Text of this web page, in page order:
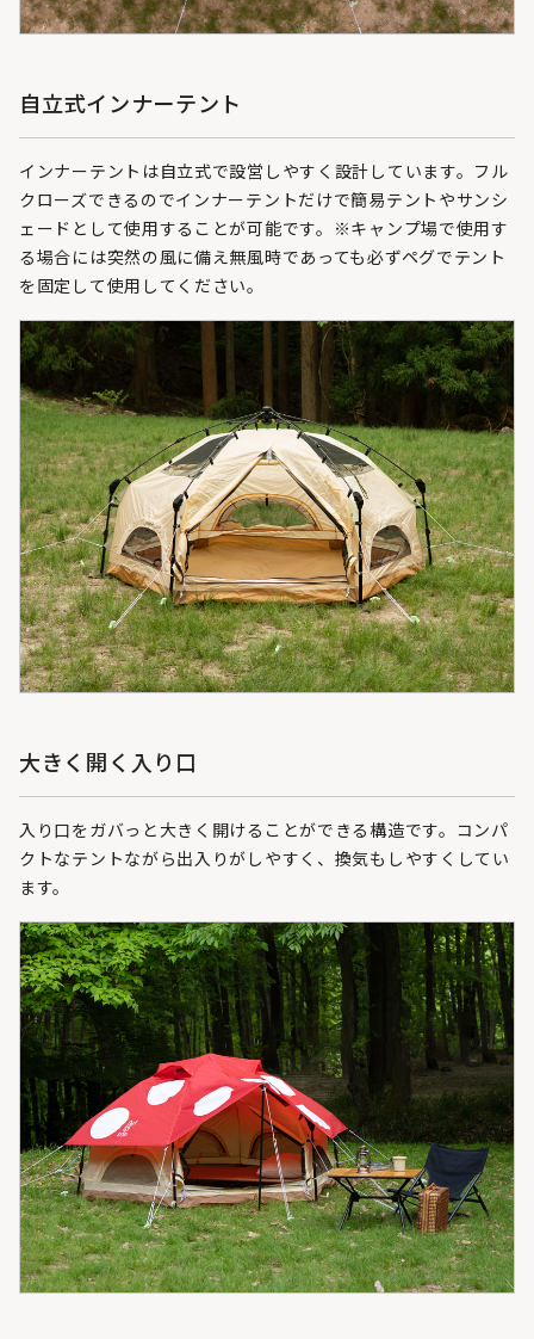
自立式インナーテント
インナーテントは自立式で設営しやすく設計しています。フル
クローズできるのでインナーテントだけで簡易テントやサンシ
ェードとして使用することが可能です。※キャンプ場で使用す
る場合には突然の風に備え無風時であっても必ずペグでテント
を固定して使用してください。
大きく開く入り口
入り口をガバっと大きく開けることができる構造です。コンパ
クトなテントながら出入りがしやすく、換気もしやすくしてい
ます。